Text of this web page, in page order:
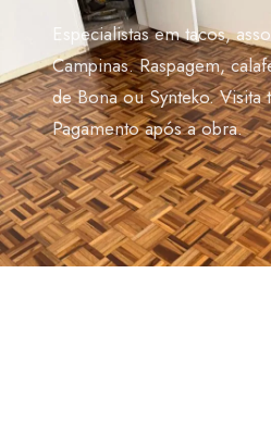
Especialistas em tacos,
Campinas. Raspagem,
de Bona ou Synteko. Visita
Pagamento após a obra.